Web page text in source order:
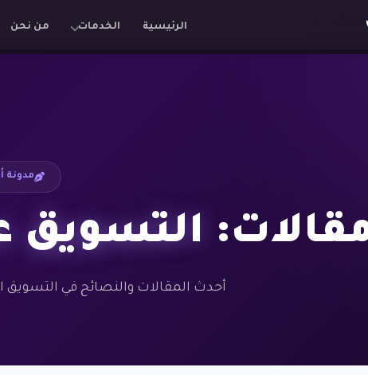
الرئيسية الخدمات من نحن محركات البحث
مدونة
التسويق
أحدث المقالات والنصائح في التسويق